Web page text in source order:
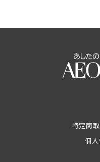
特定商
個